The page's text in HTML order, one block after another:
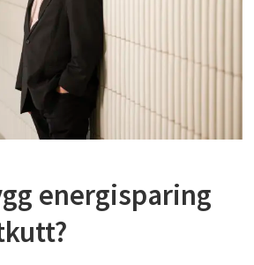
energisparing